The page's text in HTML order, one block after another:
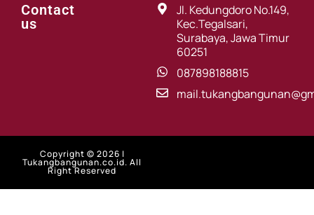
Contact
us
Jl. Kedungdoro No.149,
Kec.Tegalsari,
Surabaya, Jawa Timur
60251
087898188815
Copyright © 2026 |
Tukangbangunan.co.id. All
Right Reserved